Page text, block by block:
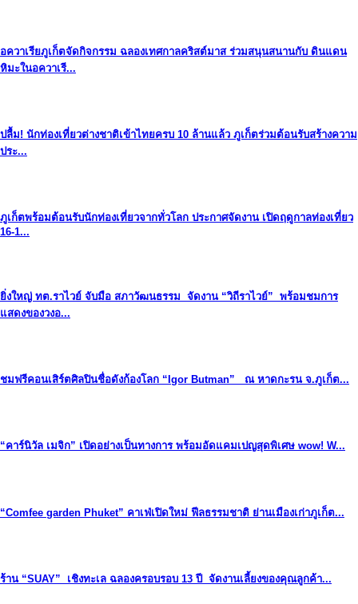
อควาเรียภูเก็ตจัดกิจกรรม ฉลองเทศกาลคริสต์มาส ร่วมสนุนสนานกับ ดินแดน
หิมะในอควาเรี...
ปลื้ม! นักท่องเที่ยวต่างชาติเข้าไทยครบ 10 ล้านแล้ว ภูเก็ตร่วมต้อนรับสร้างความ
ประ...
ภูเก็ตพร้อมต้อนรับนักท่องเที่ยวจากทั่วโลก ประกาศจัดงาน เปิดฤดูกาลท่องเที่ยว
16-1...
ยิ่งใหญ่ ทต.ราไวย์ จับมือ สภาวัฒนธรรม จัดงาน “วิถีราไวย์” พร้อมชมการ
แสดงของวงอ...
ชมฟรีคอนเสิร์ตศิลปินชื่อดังก้องโลก “Igor Butman” ณ หาดกะรน จ.ภูเก็ต...
“คาร์นิวัล เมจิก” เปิดอย่างเป็นทางการ พร้อมอัดแคมเปญสุดพิเศษ wow! W...
“Comfee garden Phuket” คาเฟ่เปิดใหม่ ฟีลธรรมชาติ ย่านเมืองเก่าภูเก็ต...
ร้าน “SUAY” เชิงทะเล ฉลองครอบรอบ 13 ปี จัดงานเลี้ยงของคุณลูกค้า...